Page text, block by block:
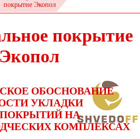
покрытие Экопол
покрытие
Экопол
ОБОСНОВАНИЕ
УКЛАДКИ
НА
КОМПЛЕКСАХ